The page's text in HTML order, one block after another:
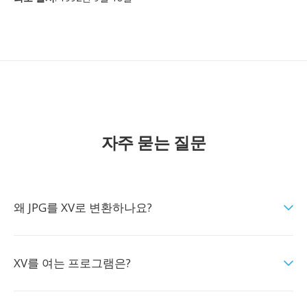
자주 묻는 질문
왜 JPG를 XV로 변환하나요?
XV를 여는 프로그램은?